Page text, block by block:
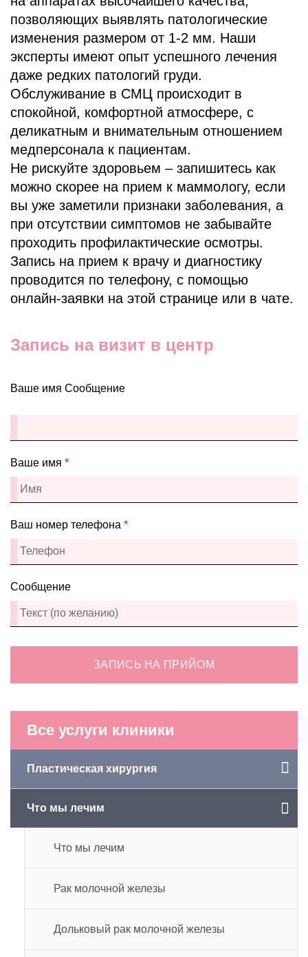
Все услуги клиники
Пластическая хирургия
Что мы лечим
Что мы лечим
Рак молочной железы
Дольковый рак молочной железы
позволяющих выявлять патологические
изменения размером от 1-2 мм. Наши
эксперты имеют опыт успешного лечения
даже редких патологий груди.
Обслуживание в СМЦ происходит в
спокойной, комфортной атмосфере, с
деликатным и внимательным отношением
медперсонала к пациентам.
Не рискуйте здоровьем – запишитесь как
можно скорее на прием к маммологу, если
вы уже заметили признаки заболевания, а
при отсутствии симптомов не забывайте
проходить профилактические осмотры.
Запись на прием к врачу и диагностику
проводится по телефону, с помощью
онлайн-заявки на этой странице или в чате.
Запись на визит в центр
Ваше имя Сообщение
Ваше имя *
Ваш номер телефона *
Сообщение
ЗАПИСЬ НА ПРИЙОМ